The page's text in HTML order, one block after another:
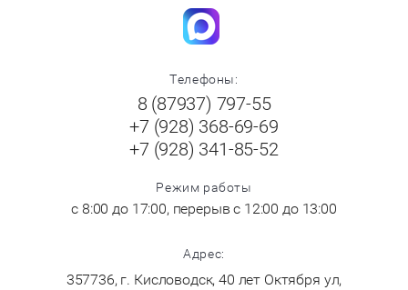
Телефоны:
8 (87937) 797-55
+7 (928) 368-69-69
+7 (928) 341-85-52
Режим работы
с 8:00 до 17:00, перерыв с 12:00 до 13:00
Адрес:
357736, г. Кисловодск, 40 лет Октября ул,